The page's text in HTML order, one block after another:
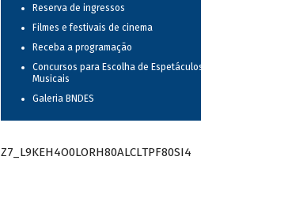
Reserva de ingressos
Filmes e festivais de cinema
Receba a programação
Concursos para Escolha de Espetáculos
Musicais
Galeria BNDES
Z7_L9KEH4O0LORH80ALCLTPF80SI4